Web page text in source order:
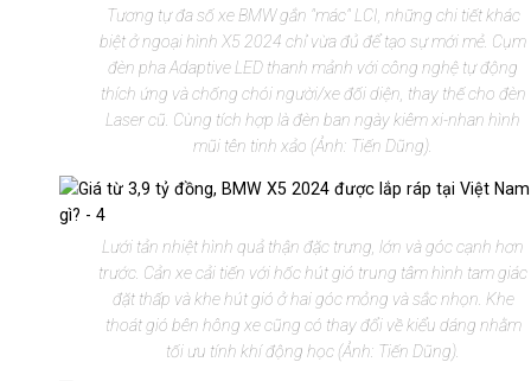
Tương tự đa số xe BMW gắn "mác" LCI, những chi tiết khác
biệt ở ngoại hình X5 2024 chỉ vừa đủ để tạo sự mới mẻ. Cụm
đèn pha Adaptive LED thanh mảnh với công nghệ tự động
thích ứng và chống chói người/xe đối diện, thay thế cho đèn
Laser cũ. Cùng tích hợp là đèn ban ngày kiêm xi-nhan hình
mũi tên tinh xảo (Ảnh: Tiến Dũng).
Lưới tản nhiệt hình quả thận đặc trưng, lớn và góc cạnh hơn
trước. Cản xe cải tiến với hốc hút gió trung tâm hình tam giác
đặt thấp và khe hút gió ở hai góc mỏng và sắc nhọn. Khe
thoát gió bên hông xe cũng có thay đổi về kiểu dáng nhằm
tối ưu tính khí động học (Ảnh: Tiến Dũng).